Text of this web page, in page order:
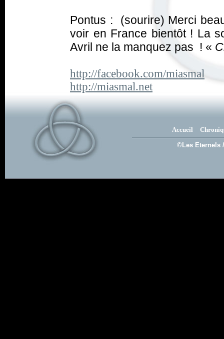
Pontus : (sourire) Merci
voir en France bientôt ! La
Avril ne la manquez pas ! «
http://facebook.com/miasmal
http://miasmal.net
Accueil
©Les Eternels